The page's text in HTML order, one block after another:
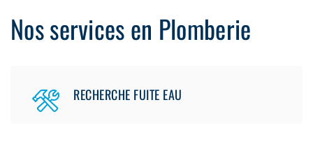
Nos services en Plomberie
RECHERCHE FUITE EAU